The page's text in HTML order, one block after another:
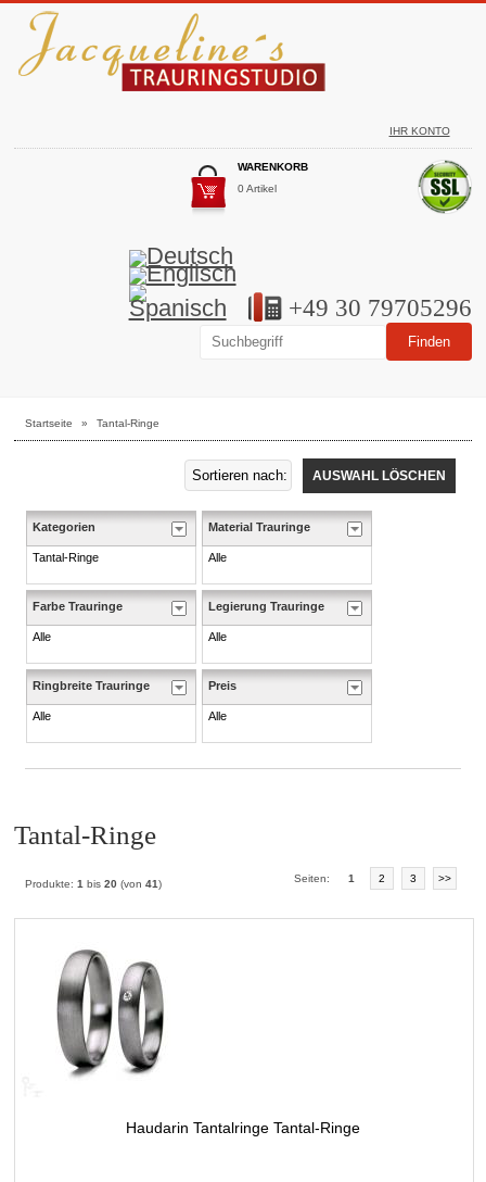
IHR KONTO
WARENKORB
0 Artikel
+49 30 79705296
Startseite » Tantal-Ringe
AUSWAHL LÖSCHEN
Kategorien
Tantal-Ringe
Material Trauringe
Alle
Farbe Trauringe
Alle
Legierung Trauringe
Alle
Ringbreite Trauringe
Alle
Preis
Alle
Tantal-Ringe
Produkte:1 bis20 (von41) Seiten: 1 2 3 >>
Haudarin Tantalringe Tantal-Ringe